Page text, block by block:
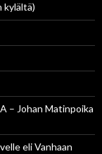
kylältä)
– Johan Matinpoika
eli Vanhaan